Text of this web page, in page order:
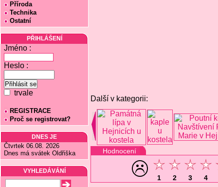
Příroda
Technika
Ostatní
PŘIHLÁŠENÍ
Jméno :
Heslo :
trvale
REGISTRACE
Proč se registrovat?
DNES JE
Čtvrtek 06.08. 2026
Dnes má svátek Oldřiška
VYHLEDÁVÁNÍ
Další v kategorii:
Hodnocení
1 2 3 4